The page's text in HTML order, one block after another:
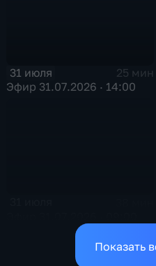
31 июля
25 мин
Эфир 31.07.2026 · 14:00
Показать